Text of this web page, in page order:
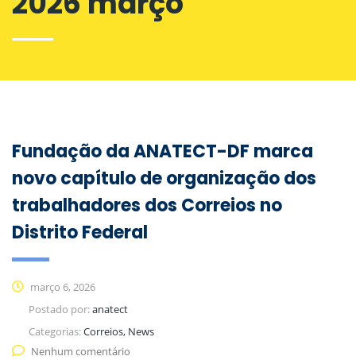
Fundação da ANATECT-DF marca
novo capítulo de organização dos
trabalhadores dos Correios no
Distrito Federal
março 6, 2026
Postado por:anatect
Categorias:Correios, News
Nenhum comentário